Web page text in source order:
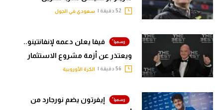
سعودي في الجول
فيفا يعلن دعمه لإنفانتينو..
ويعتذر عن أزمة مشروع الاستثمار
الكرة الأوروبية
إيفرتون يضم نورجارد من